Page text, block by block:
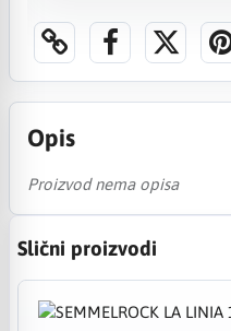
Opis
Proizvod nema opisa
Slični proizvodi